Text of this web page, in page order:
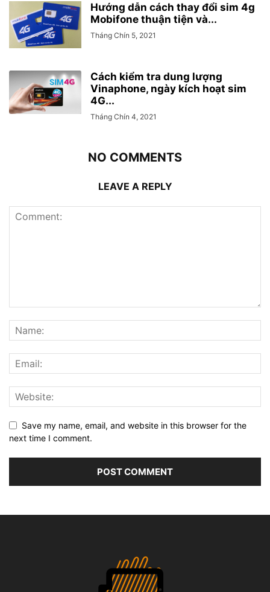
Hướng dẫn cách thay đổi sim 4g
Mobifone thuận tiện và...
Tháng Chín 5, 2021
Cách kiểm tra dung lượng
Vinaphone, ngày kích hoạt sim
4G...
Tháng Chín 4, 2021
NO COMMENTS
LEAVE A REPLY
Save my name, email, and website in this browser for the
next time I comment.